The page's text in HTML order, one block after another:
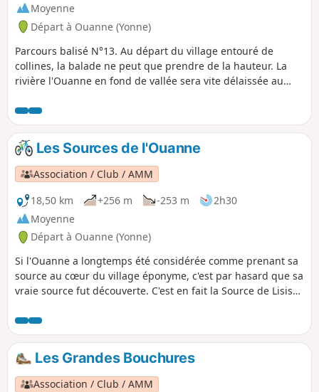
Moyenne
Départ à Ouanne (Yonne)
Parcours balisé N°13. Au départ du village entouré de
collines, la balade ne peut que prendre de la hauteur. La
rivière l'Ouanne en fond de vallée sera vite délaissée au
Les Sources de l'Ouanne
Association / Club / AMM
18,50 km
+256 m -253 m
2h30
Moyenne
Départ à Ouanne (Yonne)
Si l'Ouanne a longtemps été considérée comme prenant sa
source au cœur du village éponyme, c'est par hasard que sa
vraie source fut découverte. C'est en fait la Source de Lisis
souterraine, puis avec une résurgence à Pierrefite-le-Bas et
grossie par quelques sources émanant des coteaux, la
principale résurgence se trouve dans le village de Ouanne
et donne naissance à la rivière (une Fosse Dionne en
modèle réduit).
Les Grandes Bouchures
Association / Club / AMM